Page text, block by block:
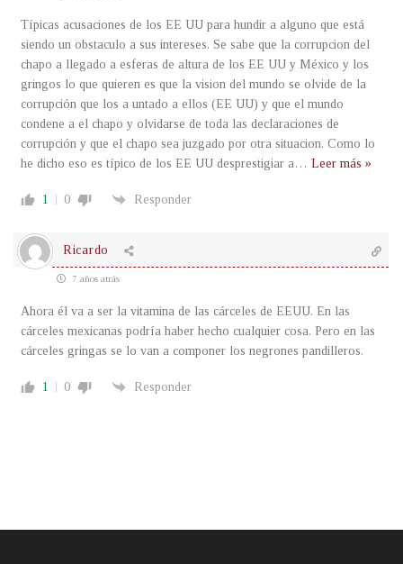
Típicas acusaciones de los EE UU para hundir a alguno que está
siendo un obstaculo a sus intereses. Se sabe que la corrupcion del
chapo a llegado a esferas de altura de los EE UU y México y los
gringos lo que quieren es que la vision del mundo se olvide de la
corrupción que los a untado a ellos (EE UU) y que el mundo
condene a el chapo y olvidarse de toda las declaraciones de
corrupción y que el chapo sea juzgado por otra situacion. Como lo
he dicho eso es típico de los EE UU desprestigiar a … Leer más »
1 0 Responder
Ricardo
7 años atrás
Ahora él va a ser la vitamina de las cárceles de EEUU. En las
cárceles mexicanas podría haber hecho cualquier cosa. Pero en las
cárceles gringas se lo van a componer los negrones pandilleros.
1 0 Responder